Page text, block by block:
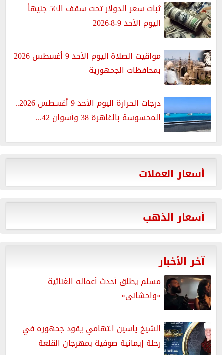
ثبات سعر الدولار تحت سقف الـ50 جنيهاً
اليوم الأحد 9-8-2026
مواقيت الصلاة اليوم الأحد 9 أغسطس 2026
بمحافظات الجمهورية
درجات الحرارة اليوم الأحد 9 أغسطس 2026..
المحسوسة بالقاهرة 38 وأسوان 42...
أسعار العملات
أسعار الذهب
آخر الأخبار
مسلم يطلق أحدث أعماله الغنائية
«واحشانى»
الشيخ ياسين التهامي يقود جمهوره في
رحلة إيمانية صوفية بمهرجان القلعة